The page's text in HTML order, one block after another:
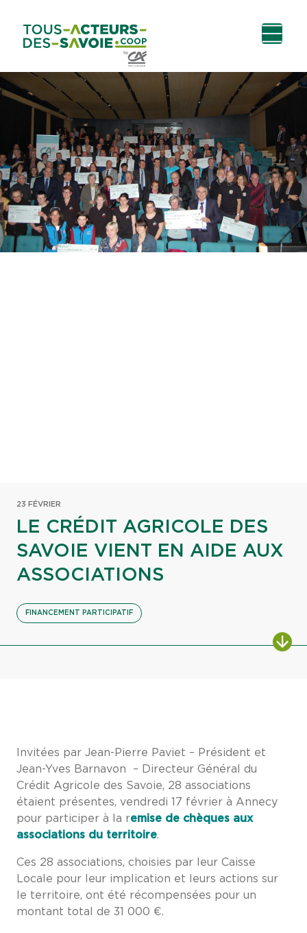
contenu
principal
23 FÉVRIER
LE CRÉDIT AGRICOLE DES
SAVOIE VIENT EN AIDE AUX
ASSOCIATIONS
FINANCEMENT PARTICIPATIF
Invitées par Jean-Pierre Paviet – Président et
Jean-Yves Barnavon – Directeur Général du
Crédit Agricole des Savoie, 28 associations
étaient présentes, vendredi 17 février à Annecy
pour participer à la remise de chèques aux
associations du territoire.
Ces 28 associations, choisies par leur Caisse
Locale pour leur implication et leurs actions sur
le territoire, ont été récompensées pour un
montant total de 31 000 €.